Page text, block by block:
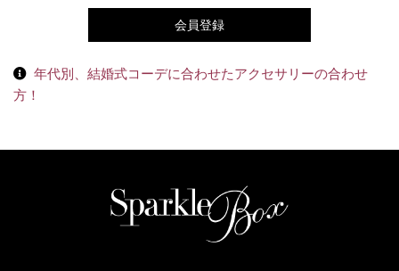
会員登録
年代別、結婚式コーデに合わせたアクセサリーの合わせ
方！